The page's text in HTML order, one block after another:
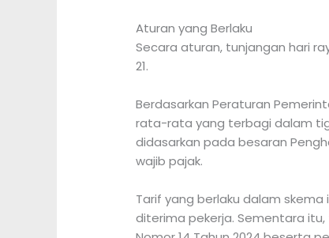
Aturan yang Berlaku
Secara aturan, tunjangan hari
21.
Berdasarkan Peraturan
rata-rata yang terbagi dalam
didasarkan pada besaran
wajib pajak.
Tarif yang berlaku dalam
diterima pekerja. Sementara itu,